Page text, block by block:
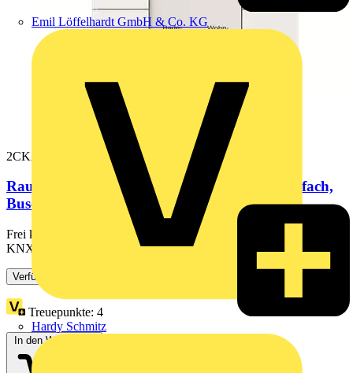
Emil Löffelhardt GmbH & Co. KG
Hardy Schmitz
2CKA006330A0003
Raumtemperaturregler mit Bedienfunktion 6-fach,
Busch-Tenton®
Frei konfigurierbares Multifunktionsbedienelement. Mit integriertem
KNX-Busankoppler. Mit Beschriftungsfeld. ...
Verfügbar: 2 Händler
Treuepunkte: 4
In den Warenkorb